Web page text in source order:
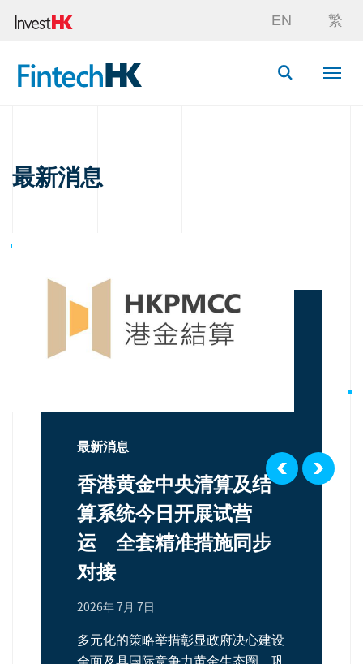
EN 繁
Button
最新消息
最新消息
香港黄金中央清算及结
算系统今日开展试营
运 全套精准措施同步
对接
2026年 7月 7日
多元化的策略举措彰显政府决心建设
全面及具国际竞争力黄金生态圈，巩